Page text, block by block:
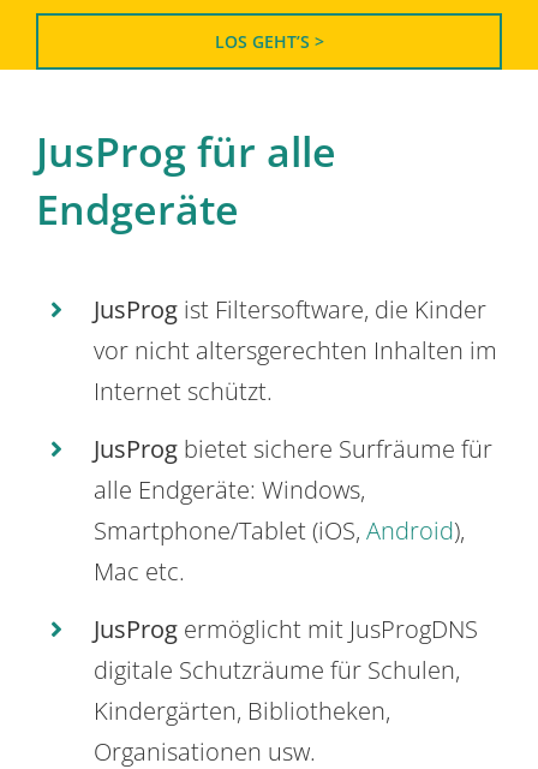
LOS GEHT’S >
JusProg für alle
Endgeräte
JusProg ist Filtersoftware, die Kinder
vor nicht altersgerechten Inhalten im
Internet schützt.
JusProg bietet sichere Surfräume für
alle Endgeräte: Windows,
Smartphone/Tablet (iOS, Android),
Mac etc.
JusProg ermöglicht mit JusProgDNS
digitale Schutzräume für Schulen,
Kindergärten, Bibliotheken,
Organisationen usw.